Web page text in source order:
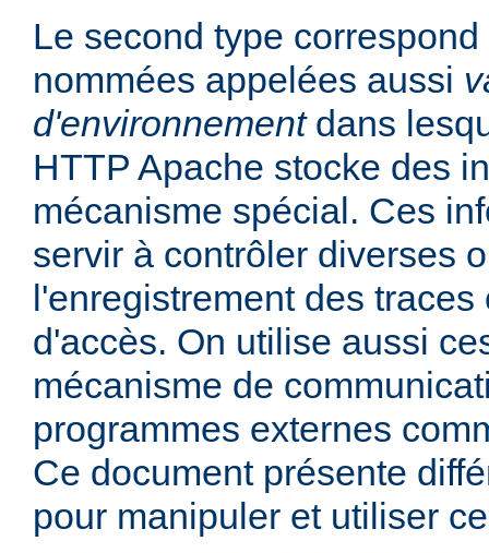
Le second type
nommées appelées aussi
d'environnementdans
HTTP Apache stocke des
mécanisme spécial. Ces
servir à contrôler diverses
l'enregistrement des traces
d'accès. On utilise aussi
mécanisme de
programmes externes
Ce document présente
pour manipuler et utiliser